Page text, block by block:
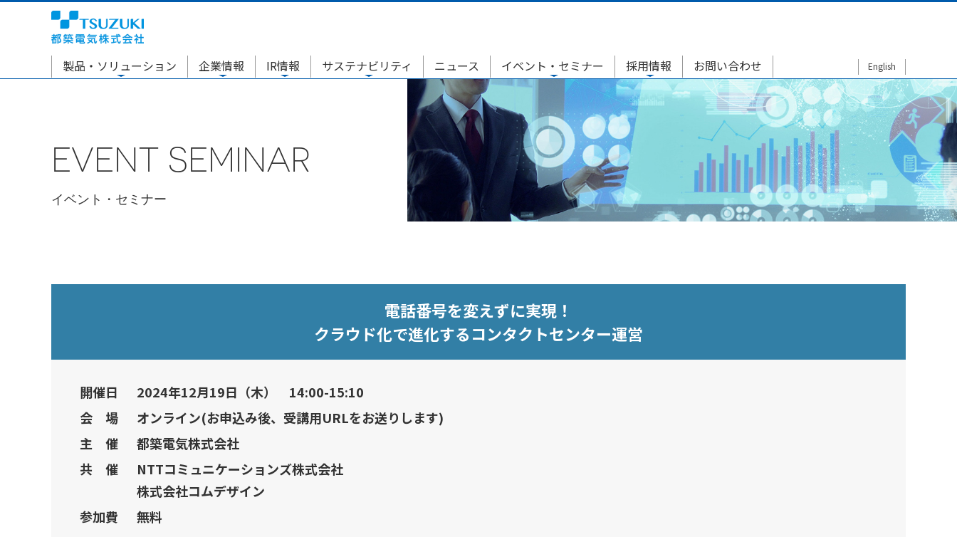
English
製品・ソリューション 企業情報 IR情報 サステナビリティ ニュース イベント・セミナー 採用情報 お問い合わせ
EVENT SEMINAR
イベント・セミナー
電話番号を変えずに実現！
クラウド化で進化するコンタクトセンター運営
開催日
2024年12月19日（木） 14:00-15:10
会 場
オンライン(お申込み後、受講用URLをお送りします)
主 催
都築電気株式会社
共 催
NTTコミュニケーションズ株式会社
株式会社コムデザイン
参加費
無料